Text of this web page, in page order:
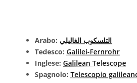
Arabo: التلسكوب الغاليلي
Tedesco: Galilei-Fernrohr
Inglese: Galilean Telescope
Spagnolo: Telescopio